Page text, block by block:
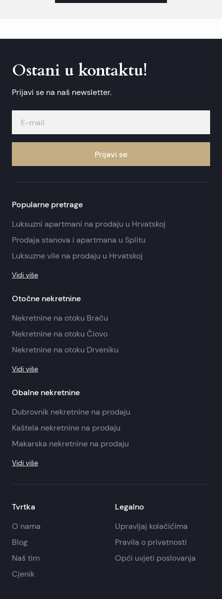
Ostani u kontaktu!
Prijavi se na naš newsletter.
Prijavi se
Popularne pretrage
Luksuzni apartmani na prodaju u Hrvatskoj
Prodaja stanova i apartmana u Splitu
Luksuzne vile na prodaju u Hrvatskoj
Vidi više
Otočne nekretnine
Nekretnine na otoku Braču
Nekretnine na otoku Čiovo
Nekretnine na otoku Drveniku
Vidi više
Obalne nekretnine
Dubrovnik nekretnine na prodaju
Kaštela nekretnine na prodaju
Makarska nekretnine na prodaju
Vidi više
Tvrtka
O nama
Blog
Naš tim
Cjenik
Legalno
Upravljaj kolačićima
Pravila o privatnosti
Opći uvjeti poslovanja